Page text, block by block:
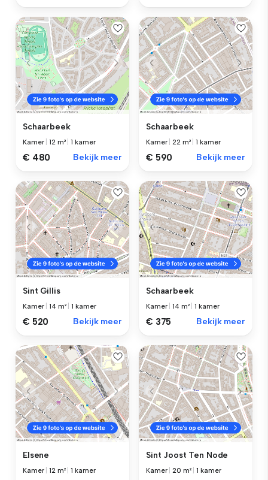
Schaarbeek
Kamer |12 m² |1 kamer
€ 480 Bekijk meer
Schaarbeek
Kamer |22 m² |1 kamer
€ 590 Bekijk meer
Sint Gillis
Kamer |14 m² |1 kamer
€ 520 Bekijk meer
Schaarbeek
Kamer |14 m² |1 kamer
€ 375 Bekijk meer
Elsene
Kamer |12 m² |1 kamer
Sint Joost Ten Node
Kamer |20 m² |1 kamer